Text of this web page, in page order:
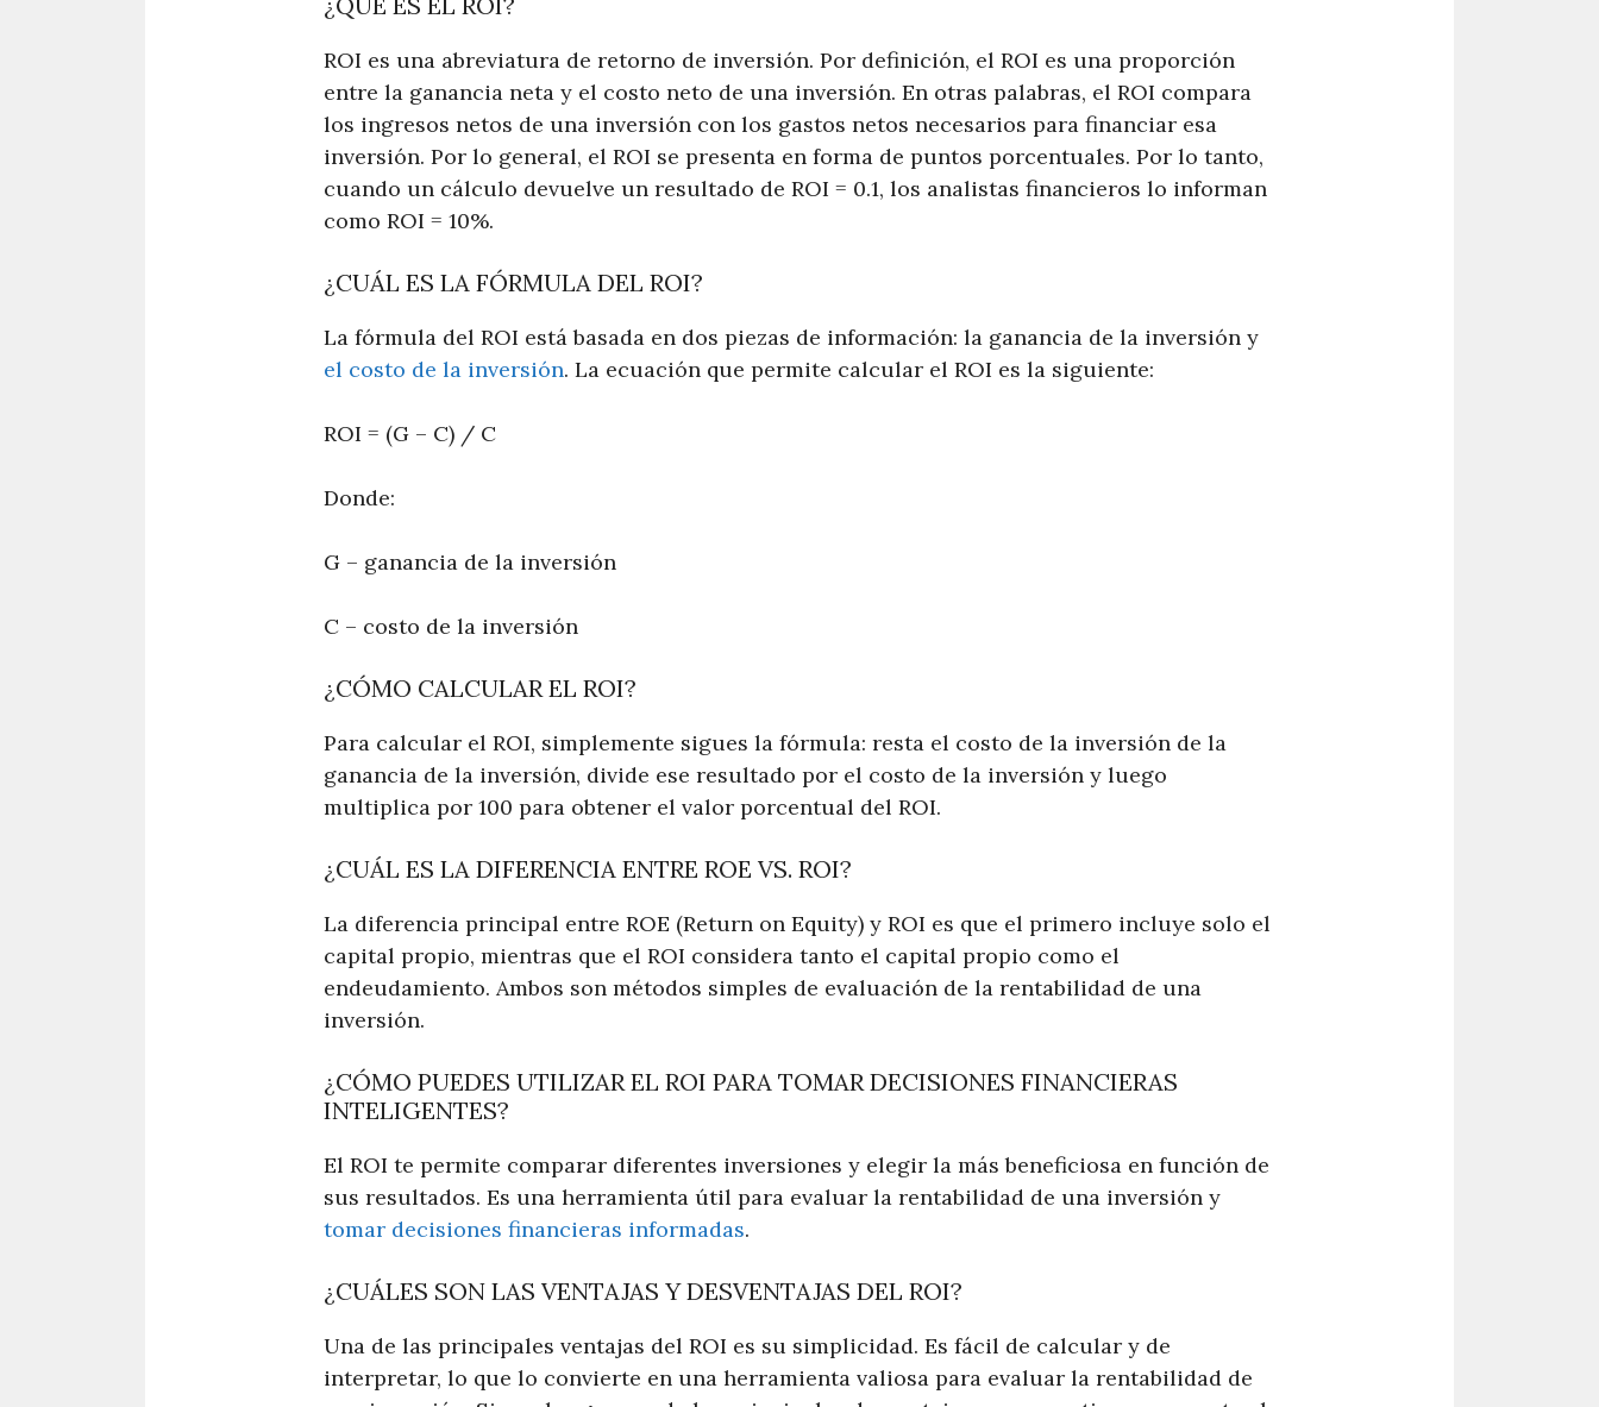
ROI es una abreviatura de retorno de inversión. Por definición, el ROI es una proporción
entre la ganancia neta y el costo neto de una inversión. En otras palabras, el ROI compara
los ingresos netos de una inversión con los gastos netos necesarios para financiar esa
inversión. Por lo general, el ROI se presenta en forma de puntos porcentuales. Por lo tanto,
cuando un cálculo devuelve un resultado de ROI = 0.1, los analistas financieros lo informan
como ROI = 10%.
¿CUÁL ES LA FÓRMULA DEL ROI?
La fórmula del ROI está basada en dos piezas de información: la ganancia de la inversión y
el costo de la inversión. La ecuación que permite calcular el ROI es la siguiente:
ROI = (G – C) / C
Donde:
G – ganancia de la inversión
C – costo de la inversión
¿CÓMO CALCULAR EL ROI?
Para calcular el ROI, simplemente sigues la fórmula: resta el costo de la inversión de la
ganancia de la inversión, divide ese resultado por el costo de la inversión y luego
multiplica por 100 para obtener el valor porcentual del ROI.
¿CUÁL ES LA DIFERENCIA ENTRE ROE VS. ROI?
La diferencia principal entre ROE (Return on Equity) y ROI es que el primero incluye solo el
capital propio, mientras que el ROI considera tanto el capital propio como el
endeudamiento. Ambos son métodos simples de evaluación de la rentabilidad de una
inversión.
¿CÓMO PUEDES UTILIZAR EL ROI PARA TOMAR DECISIONES FINANCIERAS
INTELIGENTES?
El ROI te permite comparar diferentes inversiones y elegir la más beneficiosa en función de
sus resultados. Es una herramienta útil para evaluar la rentabilidad de una inversión y
tomar decisiones financieras informadas.
¿CUÁLES SON LAS VENTAJAS Y DESVENTAJAS DEL ROI?
Una de las principales ventajas del ROI es su simplicidad. Es fácil de calcular y de
interpretar, lo que lo convierte en una herramienta valiosa para evaluar la rentabilidad de